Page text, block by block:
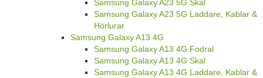
Samsung Galaxy A23 5G Skal
Samsung Galaxy A23 5G Laddare, Kablar &
Hörlurar
Samsung Galaxy A13 4G
Samsung Galaxy A13 4G Fodral
Samsung Galaxy A13 4G Skal
Samsung Galaxy A13 4G Laddare, Kablar &